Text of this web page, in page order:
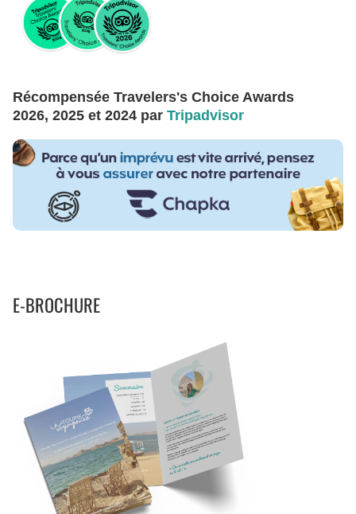
Récompensée Travelers's Choice Awards
2026, 2025 et 2024 par Tripadvisor
E-BROCHURE